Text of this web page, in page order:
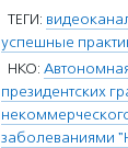
ТЕГИ:
успешные
НКО:
президентских
заболеваниями